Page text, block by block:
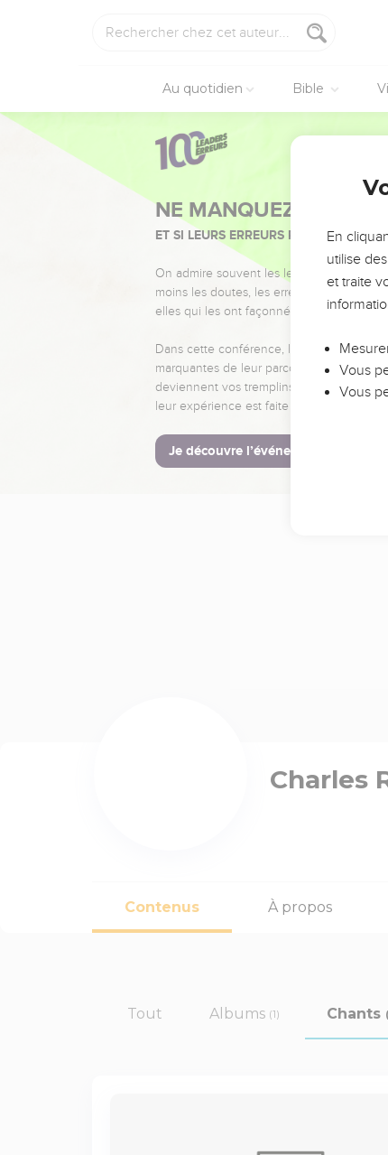
Au quotidien Bible
NE MANQUEZ PAS
ET SI LEURS ERREURS POUVAIENT
On admire souvent les leaders pour leurs
moins les doutes, les erreurs et les
elles qui les ont façonnés.
Dans cette conférence, leaders,
marquantes de leur parcours et les clés
deviennent vos tremplins. Que vous
leur expérience est faite pour vous.
Je découvre l’événement
Charles
Contenus À propos
Tout Albums (1) Chants
En
utilise
et traite
Vous
Vous